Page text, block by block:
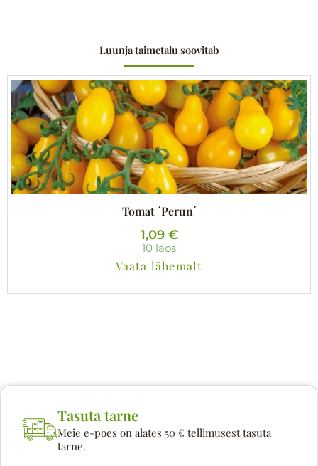
Luunja taimetalu soovitab
Tomat ´Perun´
1,09 €
10 laos
Vaata lähemalt
Tasuta tarne
Meie e-poes on alates 50 € tellimusest tasuta
tarne.